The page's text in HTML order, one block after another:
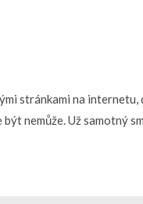
stránkami na
nemůže. Už samotný